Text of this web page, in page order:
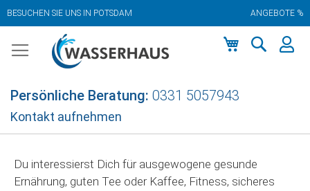
BESUCHEN SIE UNS IN POTSDAM ANGEBOTE %
Inhalt
Persönliche Beratung: 0331 5057943
Kontakt aufnehmen
Du interessierst Dich für ausgewogene gesunde
Ernährung, guten Tee oder Kaffee, Fitness, sicheres